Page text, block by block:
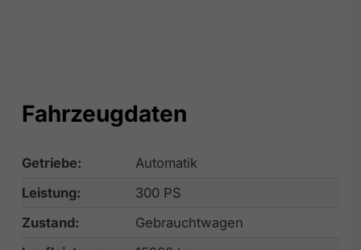
Fahrzeugdaten
Getriebe:
Automatik
Leistung:
300 PS
Zustand:
Gebrauchtwagen